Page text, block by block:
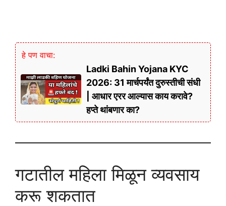
हे पण वाचा:
Ladki Bahin Yojana KYC
2026: 31 मार्चपर्यंत दुरुस्तीची संधी
| आधार एरर आल्यास काय करावे?
हप्ते थांबणार का?
गटातील महिला मिळून व्यवसाय
करू शकतात